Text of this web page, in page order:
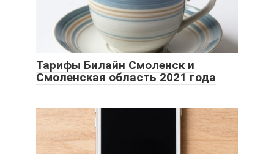
Тарифы Билайн Смоленск и
Смоленская область 2021 года